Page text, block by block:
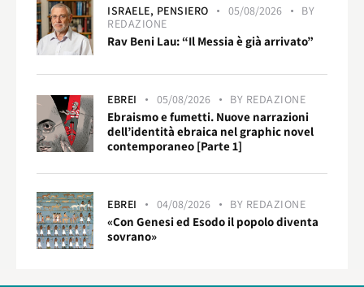
ISRAELE, PENSIERO 05/08/2026
BY
REDAZIONE
Rav Beni Lau: “Il Messia è già arrivato”
EBREI 05/08/2026 BY REDAZIONE
Ebraismo e fumetti. Nuove narrazioni
dell’identità ebraica nel graphic novel
contemporaneo [Parte 1]
EBREI 04/08/2026 BY REDAZIONE
«Con Genesi ed Esodo il popolo diventa
sovrano»